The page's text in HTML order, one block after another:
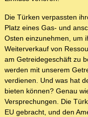
Die Türken verpassten
Platz eines Gas- und
Osten einzunehmen, um
Weiterverkauf von
am Getreidegeschäft zu
werden mit unserem
verdienen. Und was hat
bieten können? Genau
Versprechungen. Die
EU gebracht, und den